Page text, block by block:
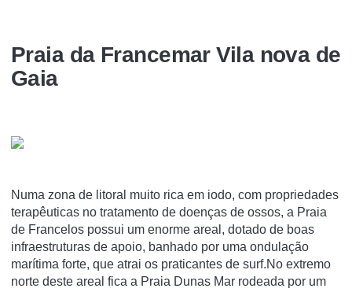
Praia da Francemar Vila nova de
Gaia
Numa zona de litoral muito rica em iodo, com propriedades
terapêuticas no tratamento de doenças de ossos, a Praia
de Francelos possui um enorme areal, dotado de boas
infraestruturas de apoio, banhado por uma ondulação
marítima forte, que atrai os praticantes de surf.No extremo
norte deste areal fica a Praia Dunas Mar rodeada por um